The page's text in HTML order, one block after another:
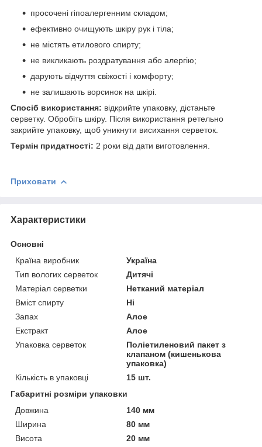
просочені гіпоалергенним складом;
ефективно очищують шкіру рук і тіла;
не містять етилового спирту;
не викликають роздратування або алергію;
дарують відчуття свіжості і комфорту;
не залишають ворсинок на шкірі.
Спосіб використання: відкрийте упаковку, дістаньте
серветку. Обробіть шкіру. Після використання ретельно
закрийте упаковку, щоб уникнути висихання серветок.
Термін придатності: 2 роки від дати виготовлення.
Приховати
Характеристики
Основні
Країна виробник
Україна
Тип вологих серветок
Дитячі
Матеріал серветки
Нетканий матеріал
Вміст спирту
Ні
Запах
Алое
Екстракт
Алое
Упаковка серветок
Поліетиленовий пакет з
клапаном (кишенькова
упаковка)
Кількість в упаковці
15 шт.
Габаритні розміри упаковки
Довжина
140 мм
Ширина
80 мм
Висота
20 мм